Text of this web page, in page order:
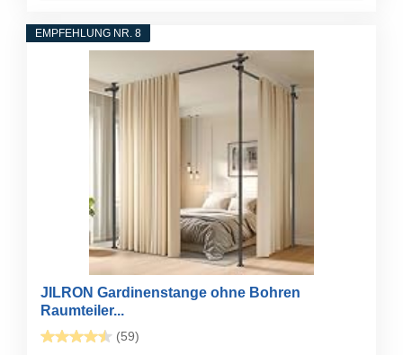
EMPFEHLUNG NR. 8
JILRON Gardinenstange ohne Bohren
Raumteiler...
(59)